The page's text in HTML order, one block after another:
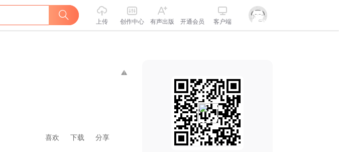
上传 创作中心 有声出版 开通会员 客户端
喜欢 下载 分享